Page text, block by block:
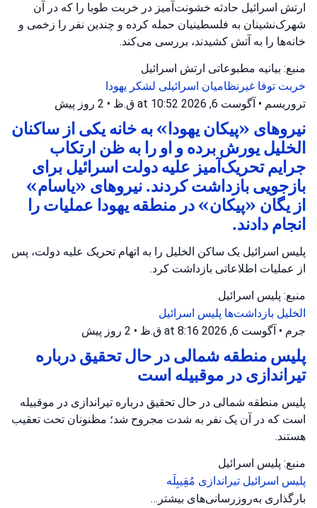
ارتش اسرائیل حادثه خشونت‌آمیز در خربت طوبا را که در آن
شهرک‌نشینان به فلسطینیان حمله کرده و چندین نفر را زخمی و
خانه‌ها را به آتش کشیدند، بررسی می‌کند.
منبع: بیانیه مطبوعاتی ارتش اسرائیل
خربت توفا غیرنظامیان اسرائیلی لشکر یهودا
تروریسم • آگوست 6, 2026 at 10:52 ق.ظ • 2 روز پیش
نیروهای «پیکان یهودا» به خانه یکی از ساکنان
الخلیل یورش برده و او را به ظن ارتکاب
جرایم تحریک‌آمیز علیه دولت اسرائیل برای
بازجویی بازداشت کردند. نیروهای «یاسام»
از یگان «پیکان» در منطقه یهودا عملیات را
انجام دادند.
پلیس اسرائیل یک ساکن الخلیل را به اتهام تحریک علیه دولت، پس
از عملیات اطلاعاتی بازداشت کرد.
منبع: پلیس اسرائیل
الخلیل بازداشت‌ها پلیس اسرائیل
جرم • آگوست 6, 2026 at 8:16 ق.ظ • 2 روز پیش
پلیس منطقه شمالی در حال تحقیق درباره
تیراندازی در موقبیله است
پلیس منطقه شمالی در حال تحقیق درباره تیراندازی در موقبیله
است که در آن یک نفر به شدت مجروح شد؛ مظنونان تحت تعقیب
هستند.
منبع: پلیس اسرائیل
پلیس اسرائیل تیراندازی مُقِیبِلَه
جرم
آگوست 6, 2026 at 8:13 ق.ظ